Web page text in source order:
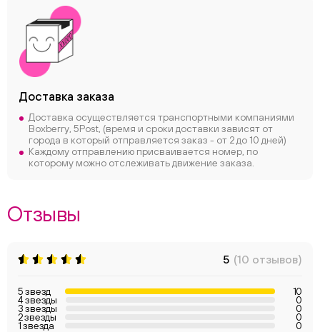
Доставка заказа
Доставка осуществляется транспортными компаниями
Boxberry, 5Post, (время и сроки доставки зависят от
города в который отправляется заказ - от 2 до 10 дней)
Каждому отправлению присваивается номер, по
которому можно отслеживать движение заказа.
Отзывы
5 (10 отзывов)
5 звезд 10
4 звезды 0
3 звезды 0
2 звезды 0
1 звезда 0